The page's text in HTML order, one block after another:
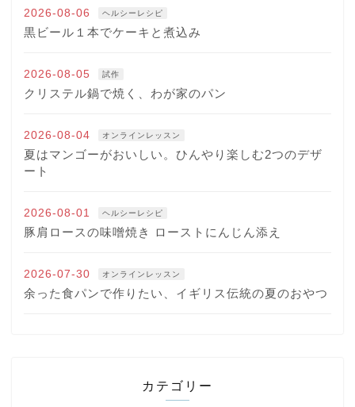
2026-08-06 ヘルシーレシピ
黒ビール１本でケーキと煮込み
2026-08-05 試作
クリステル鍋で焼く、わが家のパン
2026-08-04 オンラインレッスン
夏はマンゴーがおいしい。ひんやり楽しむ2つのデザ
ート
2026-08-01 ヘルシーレシピ
豚肩ロースの味噌焼き ローストにんじん添え
2026-07-30 オンラインレッスン
余った食パンで作りたい、イギリス伝統の夏のおやつ
カテゴリー